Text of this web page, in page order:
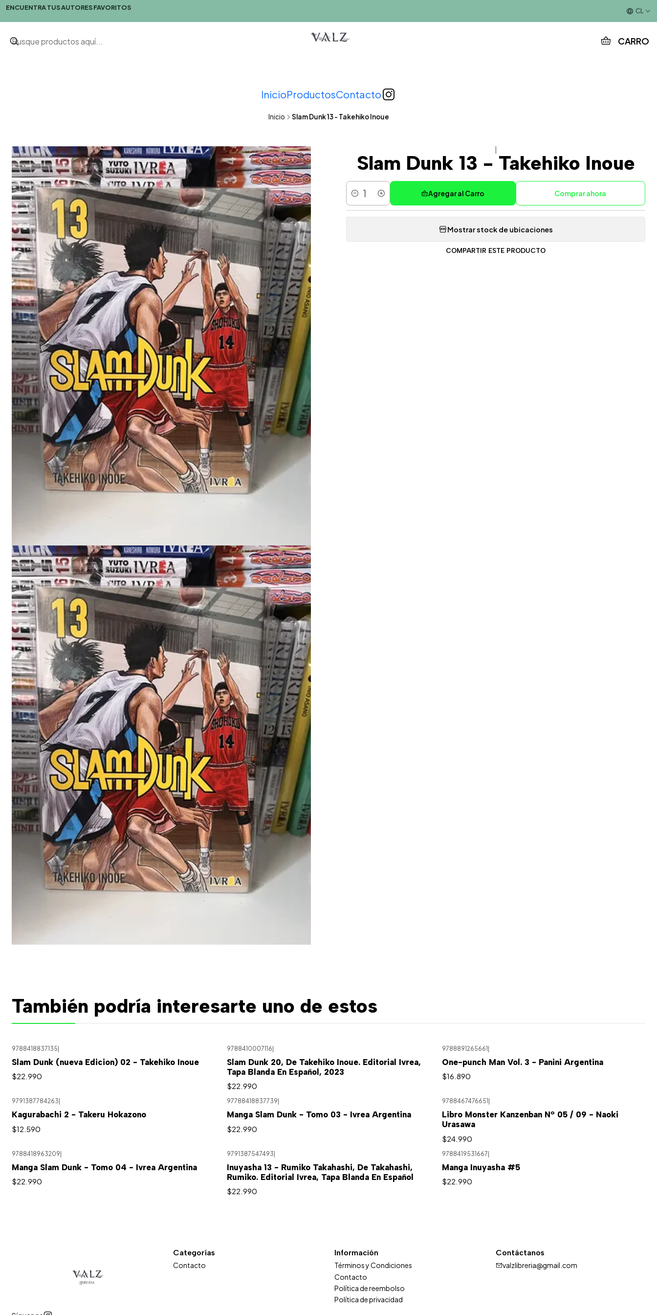
CARRO
InicioProductosContacto
ENCUENTRA TUS AUTORES FAVORITOS CL
Inicio Slam Dunk 13 - Takehiko Inoue
Slam Dunk 13 - Takehiko Inoue
Cantidad
Agregar al Carro Comprar ahora
Mostrar stock de ubicaciones
COMPARTIR ESTE PRODUCTO
También podría interesarte uno de estos
9788418837135
Slam Dunk (nueva Edicion) 02 - Takehiko Inoue
$22.990
9788410007116
Slam Dunk 20, De Takehiko Inoue. Editorial Ivrea,
Tapa Blanda En Español, 2023
$22.990
9788891265661
One-punch Man Vol. 3 - Panini Argentina
$16.890
9791387784263
Kagurabachi 2 - Takeru Hokazono
$12.590
97788418837739
Manga Slam Dunk - Tomo 03 - Ivrea Argentina
$22.990
9788467476651
Libro Monster Kanzenban Nº 05 / 09 - Naoki
Urasawa
$24.990
9788418963209|
Manga Slam Dunk - Tomo 04 - Ivrea Argentina
$22.990
9791387547493|
Inuyasha 13 - Rumiko Takahashi, De Takahashi,
Rumiko. Editorial Ivrea, Tapa Blanda En Español
$22.990
9788419531667|
Manga Inuyasha #5
$22.990
Categorías
Contacto
Información
Términos y Condiciones
Contacto
Política de reembolso
Política de privacidad
Contáctanos
valzlibreria@gmail.com